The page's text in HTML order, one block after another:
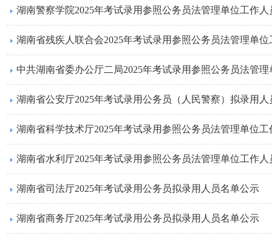
湖南警察学院2025年考试录用参照公务员法管理单位工作
湖南省残疾人联合会2025年考试录用参照公务员法管理单
中共湖南省委办公厅二局2025年考试录用参照公务员法管
湖南省公安厅2025年考试录用公务员（人民警察）拟录用人
湖南省科学技术厅2025年考试录用参照公务员法管理单位
湖南省水利厅2025年考试录用参照公务员法管理单位工作
湖南省司法厅2025年考试录用公务员拟录用人员名单公示
湖南省商务厅2025年考试录用公务员拟录用人员名单公示